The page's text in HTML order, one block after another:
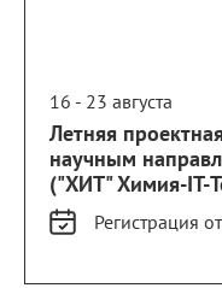
16 - 23 августа
Летняя
научным
("ХИТ" Химия-IT-
Регистрация